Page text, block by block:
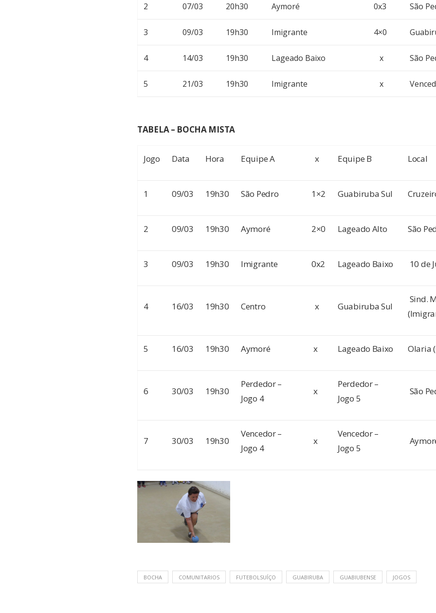
2 07/03 20h30 Aymoré 0x3 São
3 09/03 19h30 Imigrante 4×0
4 14/03 19h30 Lageado Baixo x São
5 21/03 19h30 Imigrante x
TABELA – BOCHA MISTA
Jogo Data Hora Equipe A x Equipe B Local
1 09/03 19h30 São Pedro 1×2 Guabiruba Sul
2 09/03 19h30 Aymoré 2×0 Lageado Alto São
3 09/03 19h30 Imigrante 0x2 Lageado Baixo 10 de
4 16/03 19h30 Centro x Guabiruba Sul
Sind.
5 16/03 19h30 Aymoré x Lageado Baixo Olaria
6 30/03 19h30
Perdedor –
Jogo 4
x
Perdedor –
Jogo 5
São
7 30/03 19h30
Vencedor –
Jogo 4
x
Vencedor –
Jogo 5
BOCHA COMUNITARIOS FUTEBOLSUÍÇO GUABIRUBA GUABIUBENSE JOGOS